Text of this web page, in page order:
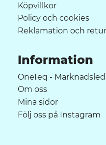
Köpvillkor
Policy och cookies
Reklamation och retur
Information
OneTeq -
Om oss
Mina sidor
Följ oss på Instagram